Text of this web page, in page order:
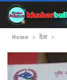
Home देश